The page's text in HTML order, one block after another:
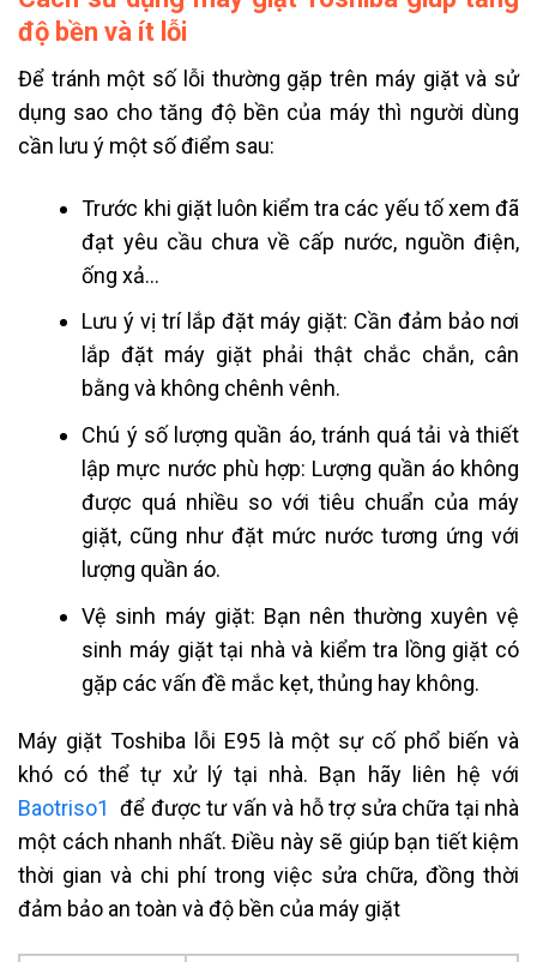
độ bền và ít lỗi
Để tránh một số lỗi thường gặp trên máy giặt và sử
dụng sao cho tăng độ bền của máy thì người dùng
cần lưu ý một số điểm sau:
Trước khi giặt luôn kiểm tra các yếu tố xem đã
đạt yêu cầu chưa về cấp nước, nguồn điện,
ống xả…
Lưu ý vị trí lắp đặt máy giặt: Cần đảm bảo nơi
lắp đặt máy giặt phải thật chắc chắn, cân
bằng và không chênh vênh.
Chú ý số lượng quần áo, tránh quá tải và thiết
lập mực nước phù hợp: Lượng quần áo không
được quá nhiều so với tiêu chuẩn của máy
giặt, cũng như đặt mức nước tương ứng với
lượng quần áo.
Vệ sinh máy giặt: Bạn nên thường xuyên vệ
sinh máy giặt tại nhà và kiểm tra lồng giặt có
gặp các vấn đề mắc kẹt, thủng hay không.
Máy giặt Toshiba lỗi E95 là một sự cố phổ biến và
khó có thể tự xử lý tại nhà. Bạn hãy liên hệ với
Baotriso1 để được tư vấn và hỗ trợ sửa chữa tại nhà
một cách nhanh nhất. Điều này sẽ giúp bạn tiết kiệm
thời gian và chi phí trong việc sửa chữa, đồng thời
đảm bảo an toàn và độ bền của máy giặt